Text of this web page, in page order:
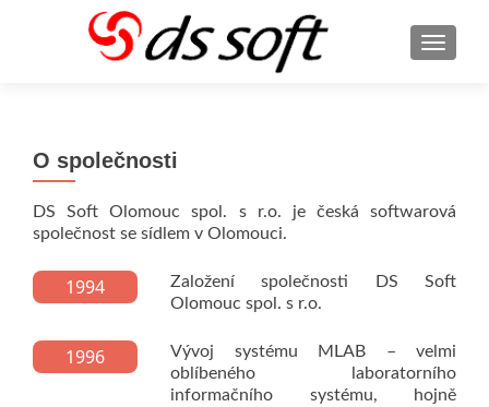
O společnosti
DS Soft Olomouc spol. s r.o. je česká softwarová
společnost se sídlem v Olomouci.
1994
Založení společnosti DS Soft
Olomouc spol. s r.o.
1996
Vývoj systému MLAB – velmi
oblíbeného laboratorního
informačního systému, hojně